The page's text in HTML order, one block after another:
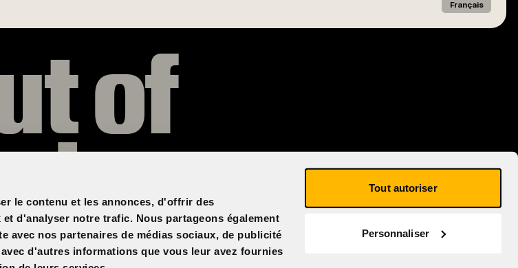
le contenu et les annonces, d'offrir des
d'analyser notre trafic. Nous partageons également
nos partenaires de médias sociaux, de publicité
d'autres informations que vous leur avez fournies
Tout autoriser
Personnaliser
Français
of
box